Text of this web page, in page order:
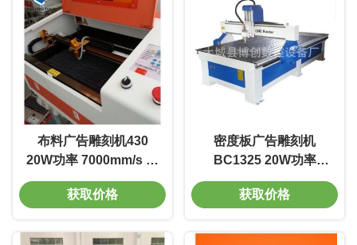
布料广告雕刻机430
20W功率 7000mm/s 线
宽0.01m 质量好 电光转
换率高
获取价格
密度板广告雕刻机
BC1325 20W功率
7000mm/s 线宽0.01m
质量好 电光转换率高
获取价格